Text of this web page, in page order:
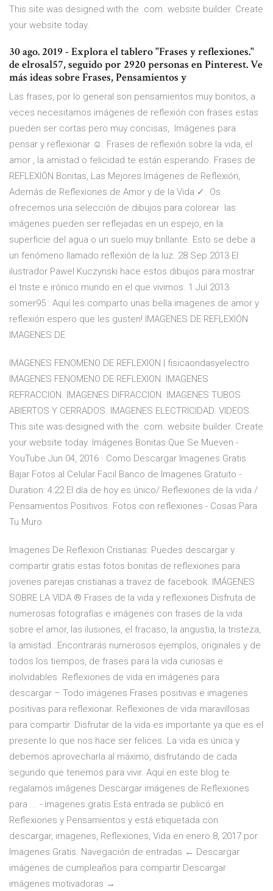
This site was designed with the .com. website builder. Create
your website today.
30 ago. 2019 - Explora el tablero "Frases y reflexiones."
de elrosal57, seguido por 2920 personas en Pinterest. Ve
más ideas sobre Frases, Pensamientos y
Las frases, por lo general son pensamientos muy bonitos, a
veces necesitamos imágenes de reflexión con frases estas
pueden ser cortas pero muy concisas, Imágenes para
pensar y reflexionar ☺. Frases de reflexión sobre la vida, el
amor , la amistad o felicidad te están esperando. Frases de
REFLEXIÓN Bonitas, Las Mejores Imágenes de Reflexión,
Además de Reflexiones de Amor y de la Vida ✓. Os
ofrecemos una selección de dibujos para colorear las
imágenes pueden ser reflejadas en un espejo, en la
superficie del agua o un suelo muy brillante. Esto se debe a
un fenómeno llamado reflexión de la luz. 28 Sep 2013 El
ilustrador Pawel Kuczynski hace estos dibujos para mostrar
el triste e irónico mundo en el que vivimos. 1 Jul 2013
somer95 : Aquí les comparto unas bella imagenes de amor y
reflexión espero que les gusten! IMAGENES DE REFLEXIÓN
IMAGENES DE
IMAGENES FENOMENO DE REFLEXION | fisicaondasyelectro
IMAGENES FENOMENO DE REFLEXION. IMAGENES
REFRACCION. IMAGENES DIFRACCION. IMAGENES TUBOS
ABIERTOS Y CERRADOS. IMAGENES ELECTRICIDAD. VIDEOS.
This site was designed with the .com. website builder. Create
your website today. Imágenes Bonitas Que Se Mueven -
YouTube Jun 04, 2016 · Como Descargar Imagenes Gratis
Bajar Fotos al Celular Facil Banco de Imagenes Gratuito -
Duration: 4:22 El día de hoy es único/ Reflexiones de la vida /
Pensamientos Positivos. Fotos con reflexiones - Cosas Para
Tu Muro
Imagenes De Reflexion Cristianas: Puedes descargar y
compartir gratis estas fotos bonitas de reflexiones para
jovenes parejas cristianas a travez de facebook. IMÁGENES
SOBRE LA VIDA ® Frases de la vida y reflexiones Disfruta de
numerosas fotografías e imágenes con frases de la vida
sobre el amor, las ilusiones, el fracaso, la angustia, la tristeza,
la amistad…Encontrarás numerosos ejemplos, originales y de
todos los tiempos, de frases para la vida curiosas e
inolvidables. Reflexiones de vida en imágenes para
descargar – Todo imágenes Frases positivas e imagenes
positivas para reflexionar. Reflexiones de vida maravillosas
para compartir. Disfrutar de la vida es importante ya que es el
presente lo que nos hace ser felices. La vida es única y
debemos aprovecharla al máximo, disfrutando de cada
segundo que tenemos para vivir. Aquí en este blog te
regalamos imágenes Descargar imágenes de Reflexiones
para ... - imagenes.gratis Esta entrada se publicó en
Reflexiones y Pensamientos y está etiquetada con
descargar, imagenes, Reflexiones, Vida en enero 8, 2017 por
Imagenes Gratis. Navegación de entradas ← Descargar
imágenes de cumpleaños para compartir Descargar
imágenes motivadoras →